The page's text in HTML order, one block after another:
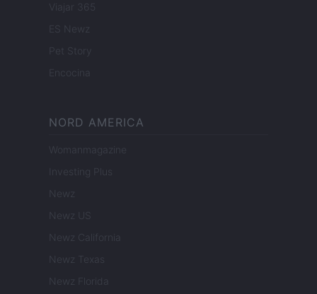
Viajar 365
ES Newz
Pet Story
Encocina
NORD AMERICA
Womanmagazine
Investing Plus
Newz
Newz US
Newz California
Newz Texas
Newz Florida